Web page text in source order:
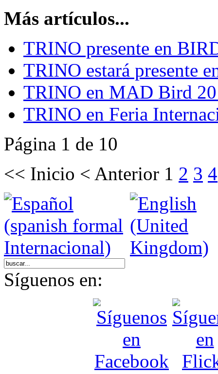
Más artículos...
TRINO presente en
TRINO estará presente
TRINO en MAD Bird
TRINO en Feria
Página 1 de 10
<< Inicio < Anterior 1 2 3 4
Síguenos en: